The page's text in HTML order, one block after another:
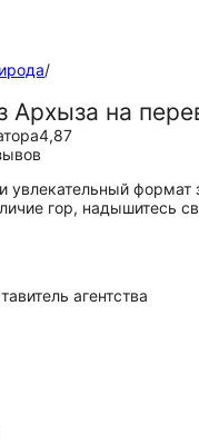
/
Архыза на
4,87
увлекательный
гор, надышитесь
агентства